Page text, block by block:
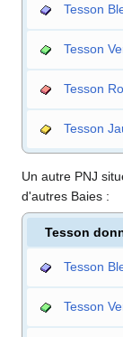
Tesson
Tesson
Tesson
Tesson
Un autre PNJ
d'autres Baies :
Tesson
Tesson
Tesson